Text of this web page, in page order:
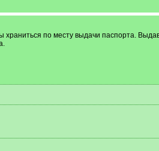
по месту выдачи паспорта.